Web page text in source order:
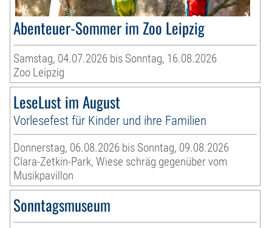
Abenteuer-Sommer im Zoo Leipzig
Samstag, 04.07.2026 bis Sonntag, 16.08.2026
Zoo Leipzig
LeseLust im August
Vorlesefest für Kinder und ihre Familien
Donnerstag, 06.08.2026 bis Sonntag, 09.08.2026
Clara-Zetkin-Park, Wiese schräg gegenüber vom
Musikpavillon
Sonntagsmuseum